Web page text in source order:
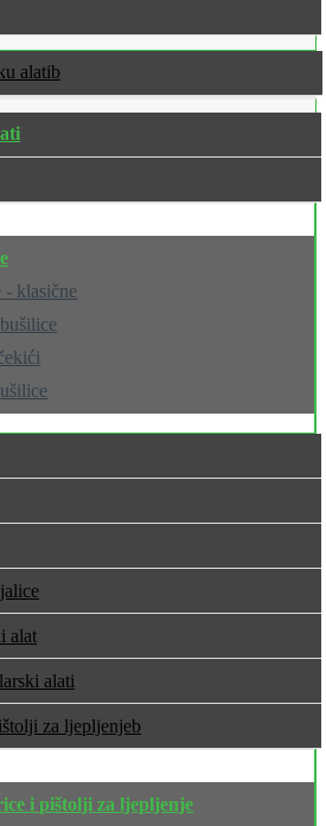
alati
- klasične
alat
alati
za ljepljenje
i pištolji za ljepljenje